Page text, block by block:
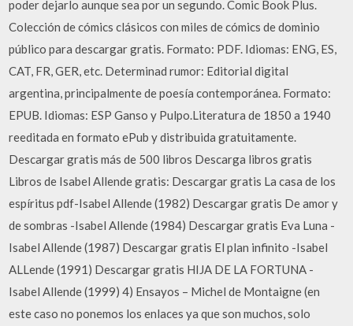
poder dejarlo aunque sea por un segundo. Comic Book Plus.
Colección de cómics clásicos con miles de cómics de dominio
público para descargar gratis. Formato: PDF. Idiomas: ENG, ES,
CAT, FR, GER, etc. Determinad rumor: Editorial digital
argentina, principalmente de poesía contemporánea. Formato:
EPUB. Idiomas: ESP Ganso y Pulpo.Literatura de 1850 a 1940
reeditada en formato ePub y distribuida gratuitamente.
Descargar gratis más de 500 libros Descarga libros gratis
Libros de Isabel Allende gratis: Descargar gratis La casa de los
espíritus pdf-Isabel Allende (1982) Descargar gratis De amor y
de sombras -Isabel Allende (1984) Descargar gratis Eva Luna -
Isabel Allende (1987) Descargar gratis El plan infinito -Isabel
ALLende (1991) Descargar gratis HIJA DE LA FORTUNA -
Isabel Allende (1999) 4) Ensayos – Michel de Montaigne (en
este caso no ponemos los enlaces ya que son muchos, solo